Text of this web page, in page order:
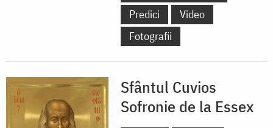
Predici
Video
Fotografii
Sfântul Cuvios
Sofronie de la Essex